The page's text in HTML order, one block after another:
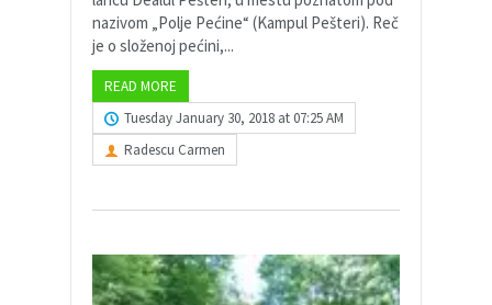
nazivom „Polje Pećine“ (Kampul Pešteri). Reč
je o složenoj pećini,...
READ MORE
Tuesday January 30, 2018 at 07:25 AM
Radescu Carmen